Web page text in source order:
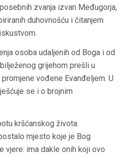
zvanja izvan Međugorja,
duhovnošću i čitanjem
osoba udaljenih od Boga i od
grijehom prešli u
vođene Evanđeljem. U
se i o brojnim
kršćanskog života.
mjesto koje je Bog
vjere: ima dakle onih koji ovo